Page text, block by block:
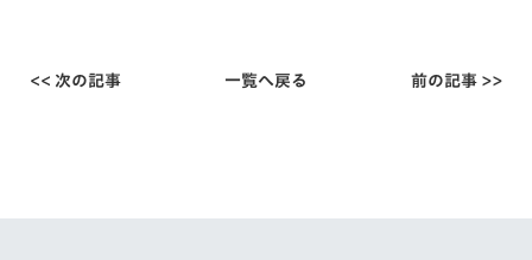
<< 次の記事 一覧へ戻る 前の記事 >>